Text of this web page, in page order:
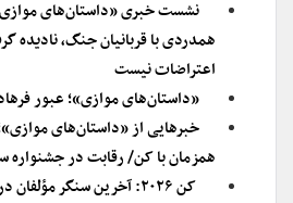
نشست خبری «داستان‌های
همدردی با قربانیان جنگ، نادیده
اعتراضات نیست
«داستان‌های موازی»؛ عبور
خبرهایی از «داستان‌های
همزمان با کن/ رقابت در جشنواره
کن ۲۰۲۶: آخرین سنگر مؤلفان در عصر الگوریتم‌ها